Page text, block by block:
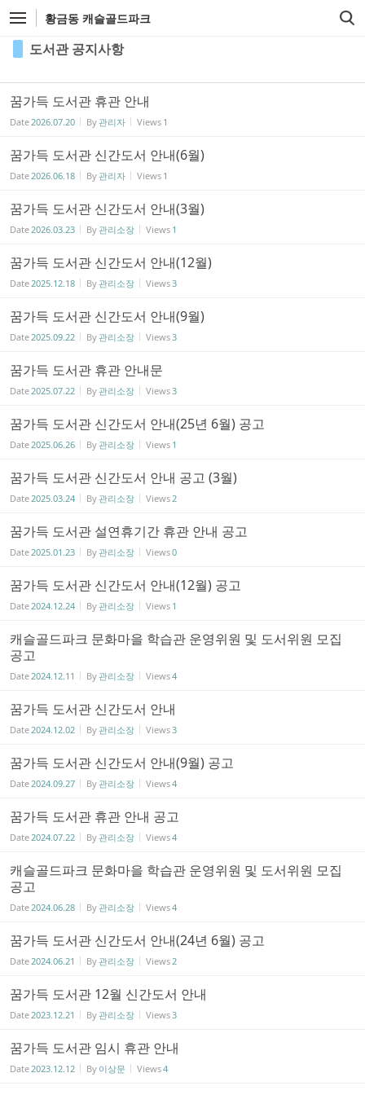
황금동 캐슬골드파크
도서관 공지사항
꿈가득 도서관 휴관 안내
Date2026.07.20 By관리자 Views 1
꿈가득 도서관 신간도서 안내(6월)
Date2026.06.18 By관리자 Views 1
꿈가득 도서관 신간도서 안내(3월)
Date2026.03.23 By관리소장 Views 1
꿈가득 도서관 신간도서 안내(12월)
Date2025.12.18 By관리소장 Views3
꿈가득 도서관 신간도서 안내(9월)
Date2025.09.22 By관리소장 Views3
꿈가득 도서관 휴관 안내문
Date2025.07.22 By관리소장 Views3
꿈가득 도서관 신간도서 안내(25년 6월) 공고
Date2025.06.26 By관리소장 Views 1
꿈가득 도서관 신간도서 안내 공고 (3월)
Date2025.03.24 By관리소장 Views2
꿈가득 도서관 설연휴기간 휴관 안내 공고
Date2025.01.23 By관리소장 Views0
꿈가득 도서관 신간도서 안내(12월) 공고
Date2024.12.24 By관리소장 Views 1
캐슬골드파크 문화마을 학습관 운영위원 및 도서위원 모집
공고
Date2024.12.11 By관리소장 Views4
꿈가득 도서관 신간도서 안내
Date2024.12.02 By관리소장 Views3
꿈가득 도서관 신간도서 안내(9월) 공고
Date2024.09.27 By관리소장 Views4
꿈가득 도서관 휴관 안내 공고
Date2024.07.22 By관리소장 Views4
캐슬골드파크 문화마을 학습관 운영위원 및 도서위원 모집
공고
Date2024.06.28 By관리소장 Views4
꿈가득 도서관 신간도서 안내(24년 6월) 공고
Date2024.06.21 By관리소장 Views2
꿈가득 도서관 12월 신간도서 안내
Date2023.12.21 By관리소장 Views3
꿈가득 도서관 임시 휴관 안내
Date2023.12.12 By 이상문 Views4